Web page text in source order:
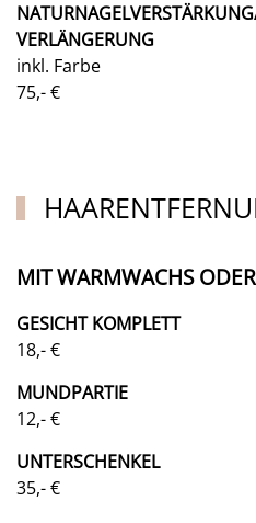
VERLÄNGERUNG
inkl. Farbe
75,- €
MIT WARMWACHS
GESICHT KOMPLETT
18,- €
MUNDPARTIE
12,- €
UNTERSCHENKEL
35,- €